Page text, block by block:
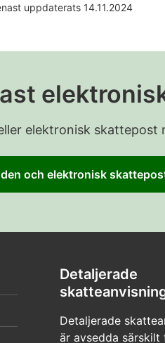
uppdaterats 14.11.2024
elektronisk skattepost
och elektronisk
Detaljerade
Detaljerade
är avsedda särskilt